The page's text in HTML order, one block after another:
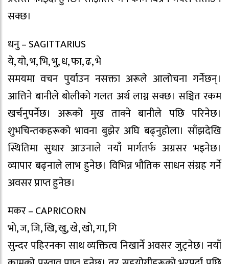
सक्छ।
धनु – SAGITTARIUS
ये, यो, भ, भि, भु, ध, फा, ढ, भे
समयमा वचन पुर्याउन नसक्ता अरूले आलोचना गर्नेछन्।
आत्तिने बानीले बोलीको गलत अर्थ लाग्न सक्छ। सञ्चित रकम
खर्चनुपर्नेछ। अरूको मुख ताक्ने बानीले पछि परिनेछ।
शुभचिन्तकहरूको भावना बुझेर अघि बढ्नुहोला। साँझदेखि
स्थितिमा सुधार आउनाले नयाँ मार्गतर्फ अग्रसर भइनेछ।
व्यापार बढ्नाले लाभ हुनेछ। विभिन्न भौतिक साधन संग्रह गर्ने
अवसर प्राप्त हुनेछ।
मकर – CAPRICORN
भो, ज, जि, खि, खु, खे, खो, गा, गि
सुन्दर पहिरनका साथ व्यक्तित्व निखार्ने अवसर जुट्नेछ। नयाँ